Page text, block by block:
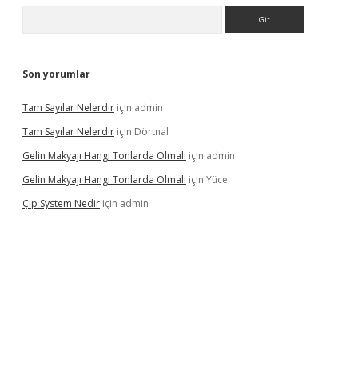
Son yorumlar
Tam Sayılar Nelerdir için admin
Tam Sayılar Nelerdir için Dörtnal
Gelin Makyajı Hangi Tonlarda Olmalı için admin
Gelin Makyajı Hangi Tonlarda Olmalı için Yüce
Çip System Nedir için admin